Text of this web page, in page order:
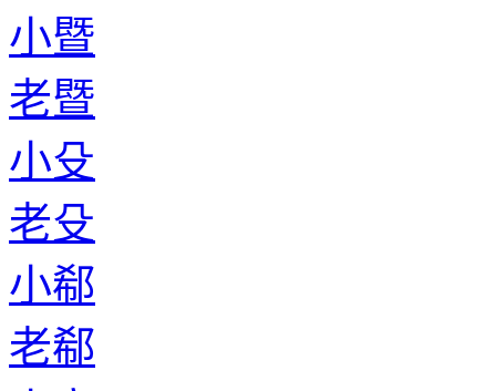
小暨
老暨
小殳
老殳
小郗
老郗